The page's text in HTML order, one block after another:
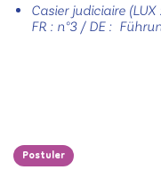
Casier judiciaire
FR : n°3 / DE :
Postuler